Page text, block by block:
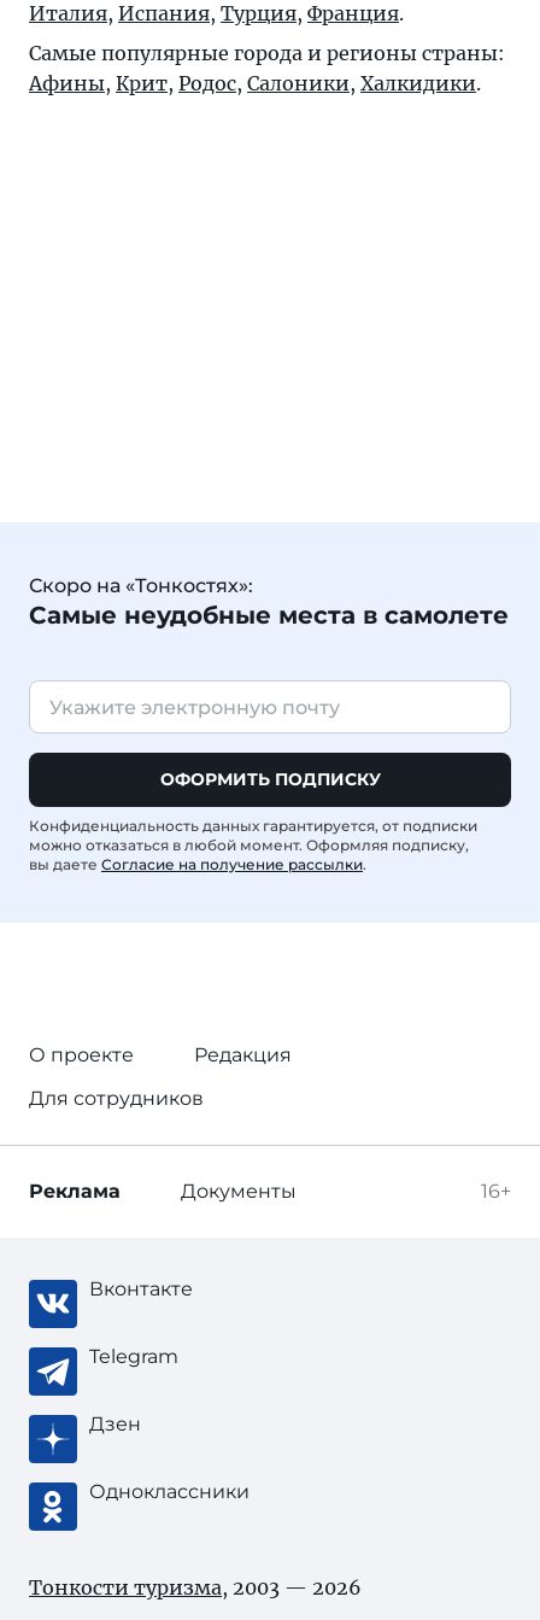
Италия, Испания, Турция, Франция.
Самые популярные города и регионы страны:
Афины, Крит, Родос, Салоники, Халкидики.
Скоро на «Тонкостях»:
Самые неудобные места в самолете
ОФОРМИТЬ ПОДПИСКУ
Конфиденциальность данных гарантируется, от подписки
можно отказаться в любой момент. Оформляя подписку,
вы даете Согласие на получение рассылки.
О проекте
Редакция
Для сотрудников
16+
Реклама Документы
Вконтакте
Telegram
Дзен
Одноклассники
Тонкости туризма, 2003 — 2026